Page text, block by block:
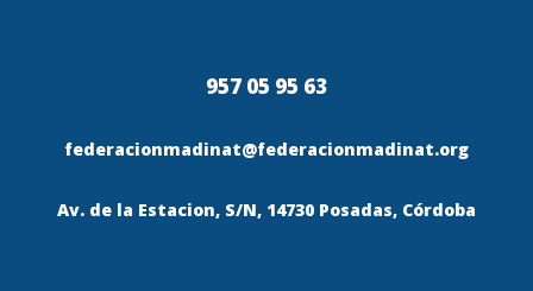
957 05 95 63
federacionmadinat@federacionmadinat.org
Av. de la Estacion, S/N, 14730 Posadas, Córdoba